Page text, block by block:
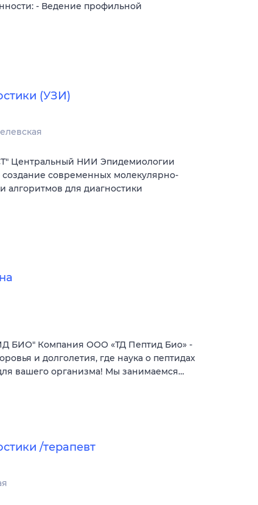
- Ведение профильной
(УЗИ)
Центральный НИИ Эпидемиологии
создание современных молекулярно-
алгоритмов для диагностики
БИО" Компания ООО «ТД Пептид Био» -
и долголетия, где наука о пептидах
вашего организма! Мы занимаемся…
/терапевт